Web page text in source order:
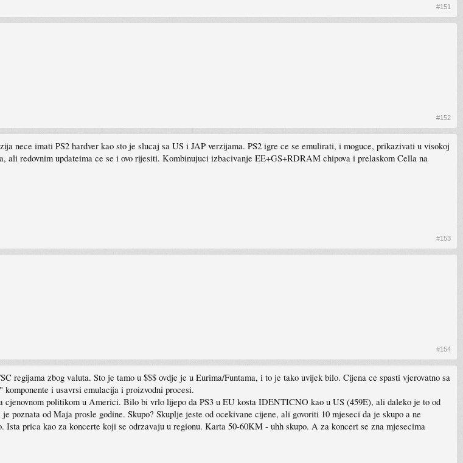
#151
#152
nece imati PS2 hardver kao sto je slucaj sa US i JAP verzijama. PS2 igre ce se emulirati, i moguce, prikazivati u visokoj
ali redovnim updateima ce se i ovo rijesiti. Kombinujuci izbacivanje EE+GS+RDRAM chipova i prelaskom Cella na
#153
#154
zbog valuta. Sto je tamo u $$$ ovdje je u Eurima/Funtama, i to je tako uvijek bilo. Cijena ce spasti vjerovatno sa
komponente i usavrsi emulacija i proizvodni procesi.
cjenovnom politikom u Americi. Bilo bi vrlo lijepo da PS3 u EU kosta IDENTICNO kao u US (459E), ali daleko je to od
od Maja prosle godine. Skupo? Skuplje jeste od ocekivane cijene, ali govoriti 10 mjeseci da je skupo a ne
prica kao za koncerte koji se odrzavaju u regionu. Karta 50-60KM - uhh skupo. A za koncert se zna mjesecima